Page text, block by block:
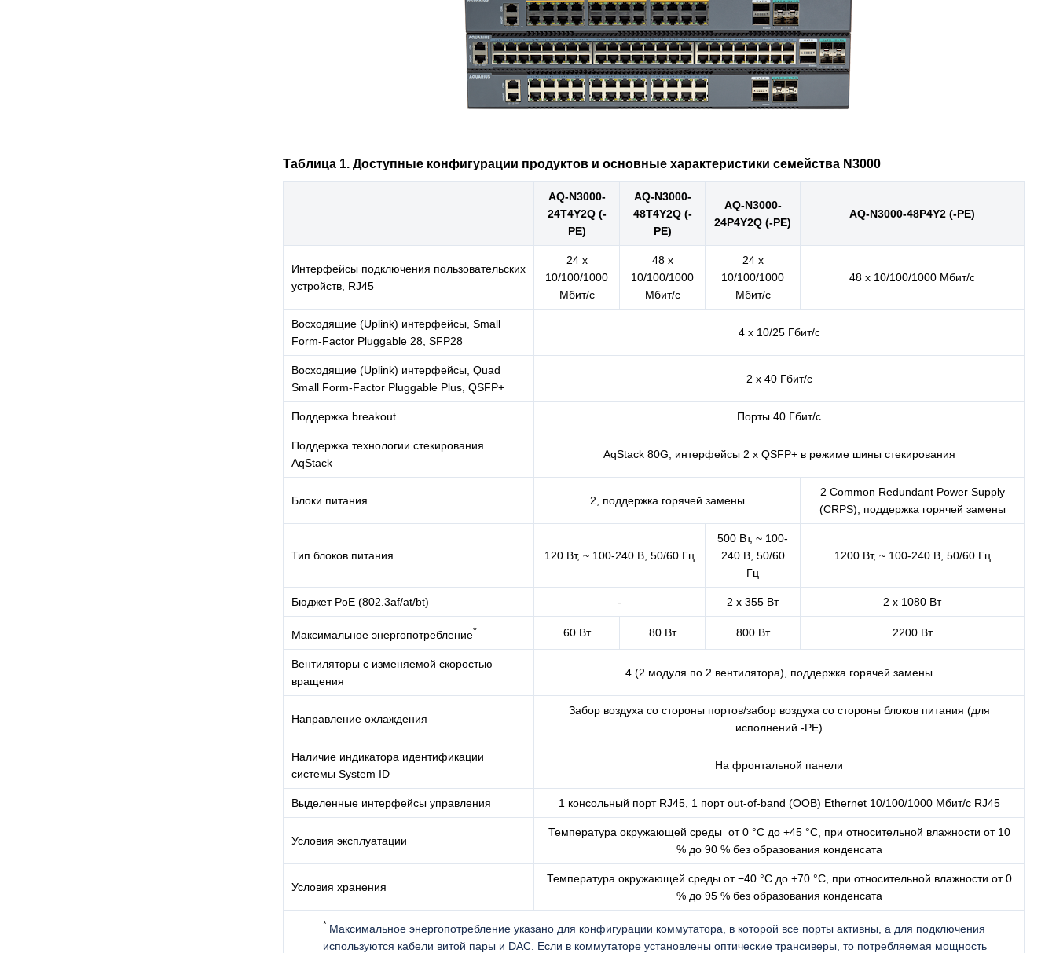
Таблица 1. Доступные конфигурации продуктов и основные характеристики семейства N3000
AQ-N3000-
24T4Y2Q (-
PE)
AQ-N3000-
48T4Y2Q (-
PE)
AQ-N3000-
24P4Y2Q (-PE)
AQ-N3000-48P4Y2 (-PE)
Интерфейсы подключения пользовательских
устройств, RJ45
24 x
10/100/1000
Мбит/с
48 x
10/100/1000
Мбит/с
24 x
10/100/1000
Мбит/с
48 x 10/100/1000 Мбит/с
Восходящие (Uplink) интерфейсы, Small
Form-Factor Pluggable 28, SFP28
4 x 10/25 Гбит/с
Восходящие (Uplink) интерфейсы, Quad
Small Form-Factor Pluggable Plus, QSFP+
2 x 40 Гбит/с
Поддержка breakout Порты 40 Гбит/с
Поддержка технологии стекирования
AqStack
AqStack 80G, интерфейсы 2 х QSFP+ в режиме шины стекирования
Блоки питания 2, поддержка горячей замены
2 Common Redundant Power Supply
(CRPS), поддержка горячей замены
Тип блоков питания 120 Вт, ~ 100-240 В, 50/60 Гц
500 Вт, ~ 100-
240 В, 50/60
Гц
1200 Вт, ~ 100-240 В, 50/60 Гц
Бюджет PoE (802.3af/at/bt) - 2 x 355 Вт 2 х 1080 Вт
Максимальное энергопотребление* 60 Вт 80 Вт 800 Вт 2200 Вт
Вентиляторы с изменяемой скоростью
вращения
4 (2 модуля по 2 вентилятора), поддержка горячей замены
Направление охлаждения
Забор воздуха со стороны портов/забор воздуха со стороны блоков питания (для
исполнений -PE)
Наличие индикатора идентификации
системы System ID
На фронтальной панели
Выделенные интерфейсы управления 1 консольный порт RJ45, 1 порт out-of-band (OOB) Ethernet 10/100/1000 Мбит/с RJ45
Условия эксплуатации
Температура окружающей среды от 0 °C до +45 °C, при относительной влажности от 10
% до 90 % без образования конденсата
Условия хранения
Температура окружающей среды от −40 °C до +70 °C, при относительной влажности от 0
% до 95 % без образования конденсата
* Максимальное энергопотребление указано для конфигурации коммутатора, в которой все порты активны, а для подключения
используются кабели витой пары и DAC. Если в коммутаторе установлены оптические трансиверы, то потребляемая мощность